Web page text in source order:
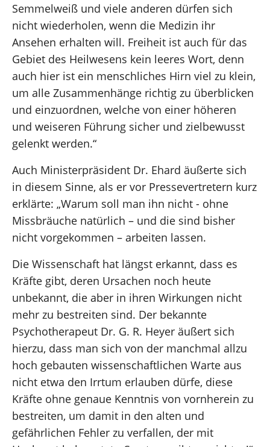
Semmelweiß und viele anderen dürfen sich
nicht wiederholen, wenn die Medizin ihr
Ansehen erhalten will. Freiheit ist auch für das
Gebiet des Heilwesens kein leeres Wort, denn
auch hier ist ein menschliches Hirn viel zu klein,
um alle Zusammenhänge richtig zu überblicken
und einzuordnen, welche von einer höheren
und weiseren Führung sicher und zielbewusst
gelenkt werden.“
Auch Ministerpräsident Dr. Ehard äußerte sich
in diesem Sinne, als er vor Pressevertretern kurz
erklärte: „Warum soll man ihn nicht - ohne
Missbräuche natürlich – und die sind bisher
nicht vorgekommen – arbeiten lassen.
Die Wissenschaft hat längst erkannt, dass es
Kräfte gibt, deren Ursachen noch heute
unbekannt, die aber in ihren Wirkungen nicht
mehr zu bestreiten sind. Der bekannte
Psychotherapeut Dr. G. R. Heyer äußert sich
hierzu, dass man sich von der manchmal allzu
hoch gebauten wissenschaftlichen Warte aus
nicht etwa den Irrtum erlauben dürfe, diese
Kräfte ohne genaue Kenntnis von vornherein zu
bestreiten, um damit in den alten und
gefährlichen Fehler zu verfallen, der mit